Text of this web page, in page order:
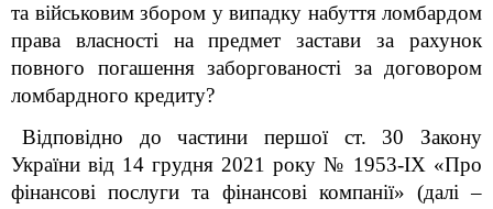
та військовим збором у випадку набуття ломбардом
права власності на предмет застави за рахунок
повного погашення заборгованості за договором
ломбардного кредиту?
Відповідно до частини першої ст. 30 Закону
України від 14 грудня 2021 року № 1953-ІХ «Про
фінансові послуги та фінансові компанії» (далі –